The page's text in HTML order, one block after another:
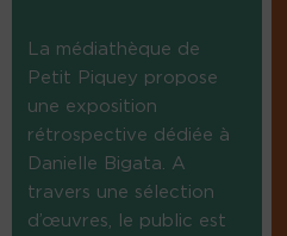
La médiathèque de
Petit Piquey propose
une exposition
rétrospective dédiée à
Danielle Bigata. A
travers une sélection
d’œuvres, le public est